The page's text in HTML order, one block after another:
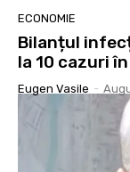
ECONOMIE
Bilanțul
la 10 cazuri
Eugen Vasile -